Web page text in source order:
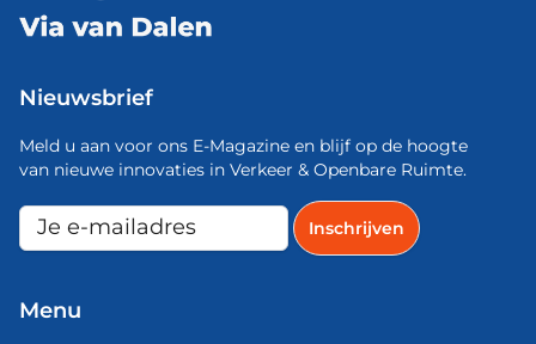
Nieuwsbrief
Meld u aan voor ons E-Magazine en blijf op de hoogte
van nieuwe innovaties in Verkeer & Openbare Ruimte.
Menu